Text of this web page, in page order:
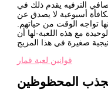
الترفيه يقدم ذلك في
أسبوعية لا يصدق عن
تواجه الوقت من حياتهم.
مع هذه اللعبة-لها أن
قوانين لعبة قمار
تجذب المحظوظين